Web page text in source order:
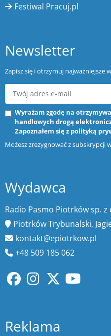
Festiwal Pracuj.pl
Newsletter
Zapisz się i otrzymuj najważniejsze
Wyrażam zgodę na
handlowych drogą
Zapoznałem się z polityką
Możesz zrezygnować z subskrypcji
Wydawca
Radio Pasmo Piotrków sp. z
Piotrków Trybunalski,
kontakt@epiotrkow.pl
+48 509 185 062
Reklama